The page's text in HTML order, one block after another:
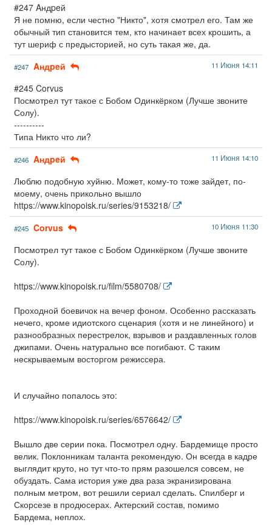
#247 Aндpeй
Я не помню, если честно "Никто", хотя смотрел его. Там же
обычный тип становится тем, кто начинает всех крошить, а
тут шериф с предысторией, но суть такая же, да.
#247 Aндpeй 11 Июня 14:11
#245 Corvus
Посмотрел тут такое с Бобом Одинкёрком (Лучше звоните
Солу).
----------
Типа Никто что ли?
#246 Aндpeй 11 Июня 14:10
Люблю подобную хуйню. Может, кому-то тоже зайдет, по-
моему, очень прикольно вышло
https://www.kinopoisk.ru/series/9153218/
#245 Corvus 10 Июня 11:30
Посмотрел тут такое с Бобом Одинкёрком (Лучше звоните
Солу).
https://www.kinopoisk.ru/film/5580708/
Проходной боевичок на вечер фоном. Особенно рассказать
нечего, кроме идиотского сценария (хотя и не линейного) и
разнообразных перестрелок, взрывов и раздавленных голов
джипами. Очень натурально все погибают. С таким
нескрываемым восторгом режиссера.
И случайно попалось это:
https://www.kinopoisk.ru/series/6576642/
Вышло две серии пока. Посмотрел одну. Бардемище просто
велик. Поклонникам таланта рекомендую. Он всегда в кадре
выглядит круто, но тут что-то прям разошелся совсем, не
обуздать. Сама история уже два раза экранизирована
полным метром, вот решили сериал сделать. Спилберг и
Скорсезе в продюсерах. Актерский состав, помимо
Бардема, неплох.